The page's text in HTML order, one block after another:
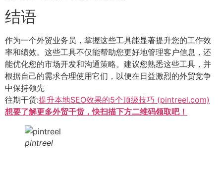
结语
作为一个外贸业务员，掌握这些工具能显著提升您的工作效
率和绩效。这些工具不仅能帮助您更好地管理客户信息，还
能优化您的市场开发和沟通策略。建议您熟悉这些工具，并
根据自己的需求合理使用它们，以便在日益激烈的外贸竞争
中保持领先
往期干货:提升本地SEO效果的5个顶级技巧 (pintreel.com)
想要了解更多外贸干货，快扫描下方二维码领取吧！
pintreel